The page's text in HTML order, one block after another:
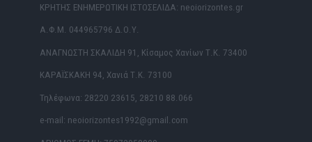
ΚΡΗΤΗΣ ΕΝΗΜΕΡΩΤΙΚΗ ΙΣΤΟΣΕΛΙΔΑ: neoiorizontes.gr
Α.Φ.Μ. 044965796 Δ.Ο.Υ.
ΑΝΑΓΝΩΣΤΗ ΣΚΑΛΙΔΗ 91, Κίσαμος Χανίων Τ.Κ. 73400
ΚΑΡΑΪΣΚΑΚΗ 94, Χανιά Τ.Κ. 73100
Τηλέφωνα: 28220 23615, 28210 88.066
e-mail: neoiorizontes1992@gmail.com